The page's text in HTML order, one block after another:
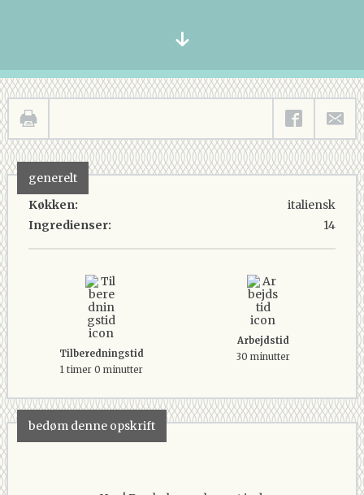
generelt
Køkken:
Ingredienser:
italiensk
14
Tilberedningstid
1 timer 0 minutter
Arbejdstid
30 minutter
bedøm denne opskrift